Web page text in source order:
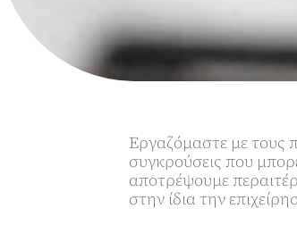
Εργαζόμαστε με τους
συγκρούσεις που
αποτρέψουμε
στην ίδια την